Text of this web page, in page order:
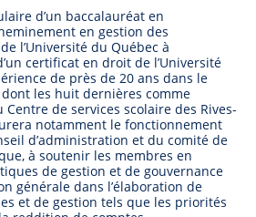
d’un baccalauréat en
en gestion des
l’Université du Québec à
certificat en droit de l’Université
de près de 20 ans dans le
dont les huit dernières comme
de services scolaire des Rives-
notamment le fonctionnement
d’administration et du comité de
à soutenir les membres en
de gestion et de gouvernance
générale dans l’élaboration de
et de gestion tels que les priorités